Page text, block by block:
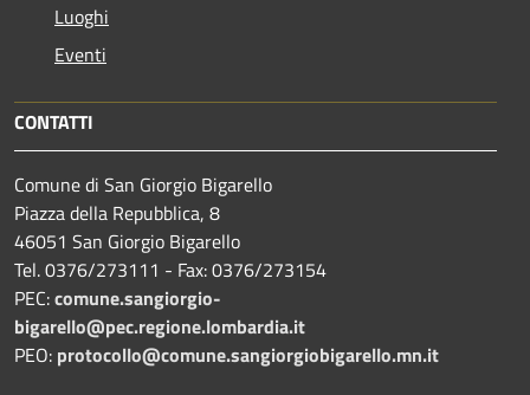
Luoghi
Eventi
CONTATTI
Comune di San Giorgio Bigarello
Piazza della Repubblica, 8
46051 San Giorgio Bigarello
Tel. 0376/273111 - Fax: 0376/273154
PEC:comune.sangiorgio-
bigarello@pec.regione.lombardia.it
PEO: protocollo@comune.sangiorgiobigarello.mn.it